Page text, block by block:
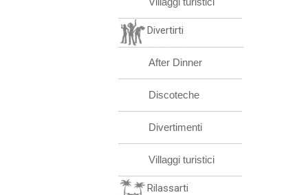
Divertirti
After Dinner
Discoteche
Divertimenti
Villaggi turistici
Rilassarti